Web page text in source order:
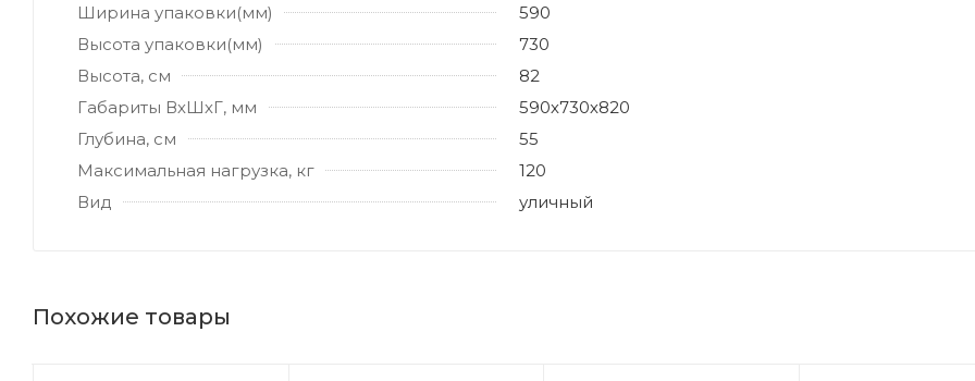
Ширина упаковки(мм)
590
Высота упаковки(мм)
730
Высота, см
82
Габариты ВхШхГ, мм
590х730х820
Глубина, см
55
Максимальная нагрузка, кг
120
Вид
уличный
Похожие товары